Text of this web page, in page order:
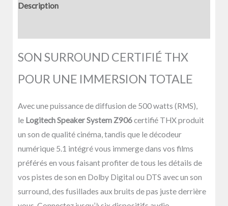
Description
SON SURROUND CERTIFIÉ THX
POUR UNE IMMERSION TOTALE
Avec une puissance de diffusion de 500 watts (RMS),
le Logitech Speaker System Z906certifié THX produit
un son de qualité cinéma, tandis que le décodeur
numérique 5.1 intégré vous immerge dans vos films
préférés en vous faisant profiter de tous les détails de
vos pistes de son en Dolby Digital ou DTS avec un son
surround, des fusillades aux bruits de pas juste derrière